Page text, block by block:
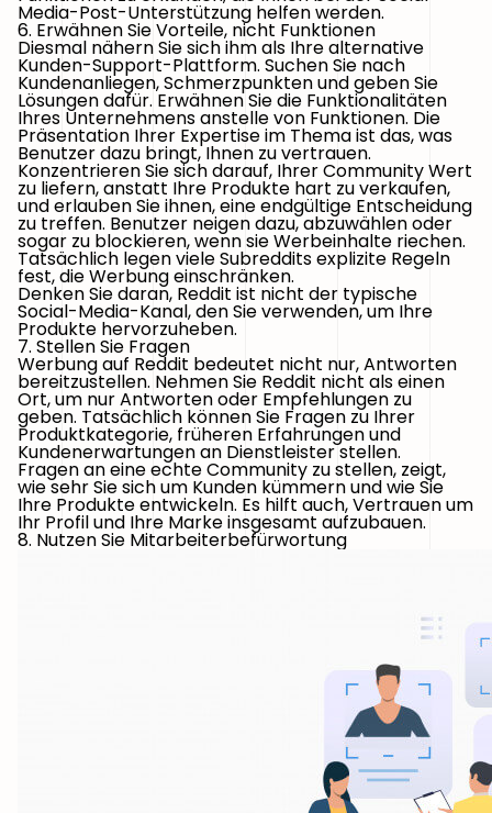
Media-Post-Unterstützung helfen werden.
6. Erwähnen Sie Vorteile, nicht Funktionen
Diesmal nähern Sie sich ihm als Ihre alternative
Kunden-Support-Plattform. Suchen Sie nach
Kundenanliegen, Schmerzpunkten und geben Sie
Lösungen dafür. Erwähnen Sie die Funktionalitäten
Ihres Unternehmens anstelle von Funktionen. Die
Präsentation Ihrer Expertise im Thema ist das, was
Benutzer dazu bringt, Ihnen zu vertrauen.
Konzentrieren Sie sich darauf, Ihrer Community Wert
zu liefern, anstatt Ihre Produkte hart zu verkaufen,
und erlauben Sie ihnen, eine endgültige Entscheidung
zu treffen. Benutzer neigen dazu, abzuwählen oder
sogar zu blockieren, wenn sie Werbeinhalte riechen.
Tatsächlich legen viele Subreddits explizite Regeln
fest, die Werbung einschränken.
Denken Sie daran, Reddit ist nicht der typische
Social-Media-Kanal, den Sie verwenden, um Ihre
Produkte hervorzuheben.
7. Stellen Sie Fragen
Werbung auf Reddit bedeutet nicht nur, Antworten
bereitzustellen. Nehmen Sie Reddit nicht als einen
Ort, um nur Antworten oder Empfehlungen zu
geben. Tatsächlich können Sie Fragen zu Ihrer
Produktkategorie, früheren Erfahrungen und
Kundenerwartungen an Dienstleister stellen.
Fragen an eine echte Community zu stellen, zeigt,
wie sehr Sie sich um Kunden kümmern und wie Sie
Ihre Produkte entwickeln. Es hilft auch, Vertrauen um
Ihr Profil und Ihre Marke insgesamt aufzubauen.
8. Nutzen Sie Mitarbeiterbefürwortung